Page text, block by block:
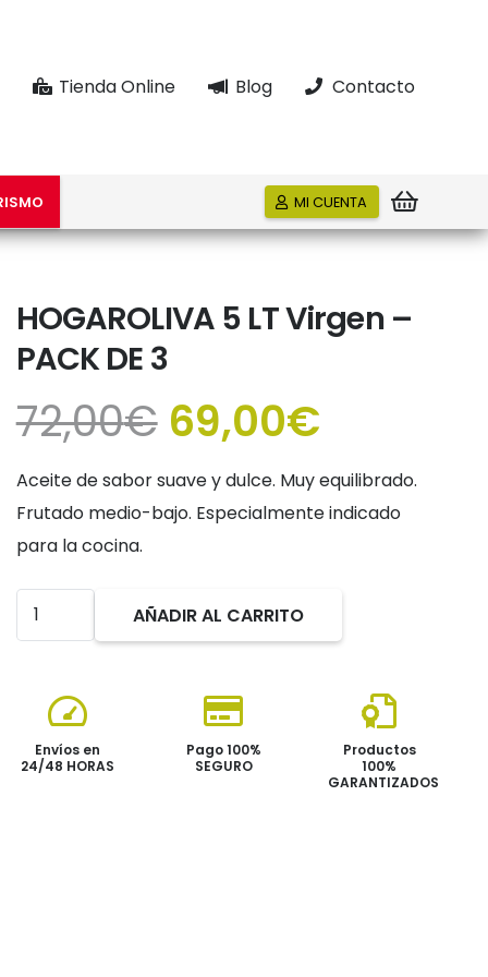
Tienda Online Blog Contacto
MI CUENTA
HOGAROLIVA 5 LT Virgen –
PACK DE 3
72,00€ El
precio
original
era:
69,00€El
actual
es:
Aceite de sabor suave y dulce. Muy equilibrado.
Frutado medio-bajo. Especialmente indicado
para la cocina.
HOGAROLIVA
5
Virgen
PACK
AÑADIR AL CARRITO
Envíos en
24/48 HORAS
Pago 100%
SEGURO
Productos
100%
GARANTIZADOS